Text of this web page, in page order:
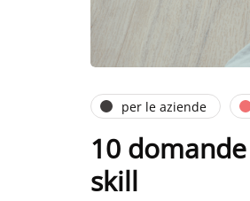
per le aziende
10
skill